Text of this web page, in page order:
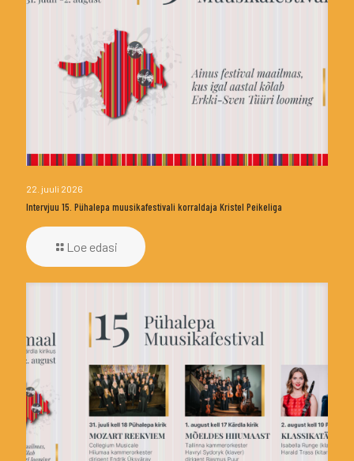
22. juuli 2026
Intervjuu 15. Pühalepa muusikafestivali korraldaja Kristel Peikeliga
Loe edasi